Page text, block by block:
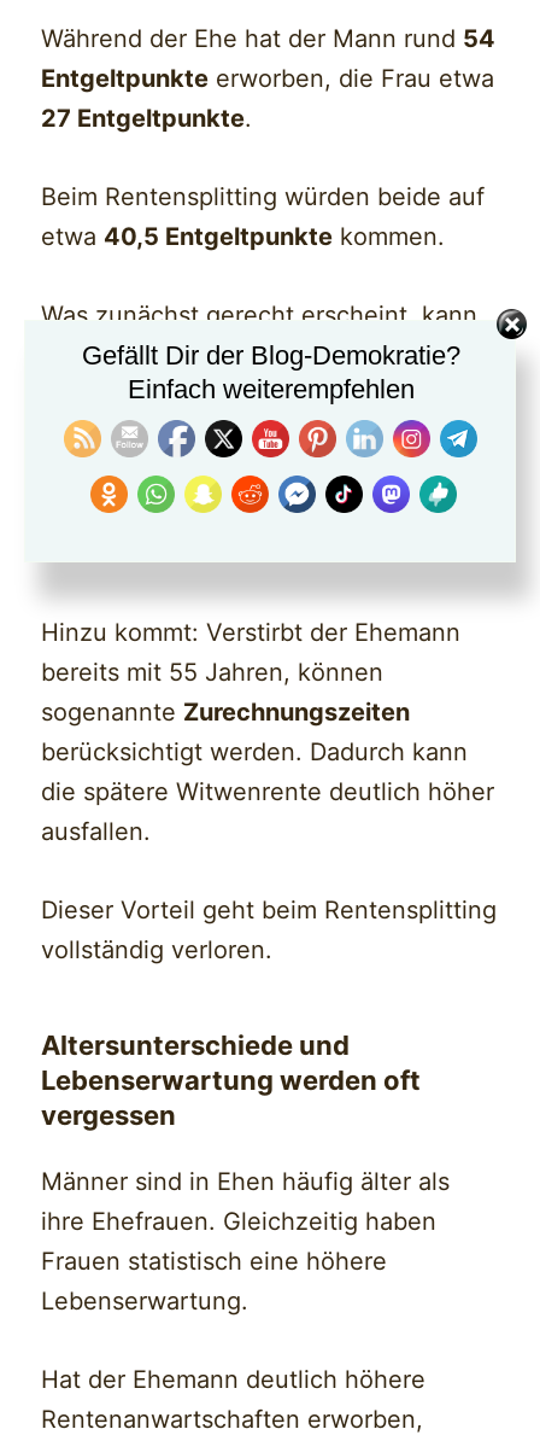
Während der Ehe hat der Mann rund 54
Entgeltpunkte erworben, die Frau etwa
27 Entgeltpunkte.
Beim Rentensplitting würden beide auf
etwa 40,5 Entgeltpunkte kommen.
Was zunächst gerecht erscheint, kann
sich später als Nachteil erweisen. Die
Ehefrau verliert dauerhaft den
Anspruch auf eine spätere Witwenrente
aus den deutlich höheren
Rentenansprüchen ihres verstorbenen
Hinzu kommt: Verstirbt der Ehemann
bereits mit 55 Jahren, können
sogenannte Zurechnungszeiten
berücksichtigt werden. Dadurch kann
die spätere Witwenrente deutlich höher
ausfallen.
Dieser Vorteil geht beim Rentensplitting
vollständig verloren.
Altersunterschiede und
Lebenserwartung werden oft
vergessen
Männer sind in Ehen häufig älter als
ihre Ehefrauen. Gleichzeitig haben
Frauen statistisch eine höhere
Lebenserwartung.
Hat der Ehemann deutlich höhere
Rentenanwartschaften erworben,
Gefällt Dir der Blog-Demokratie?
Einfach weiterempfehlen